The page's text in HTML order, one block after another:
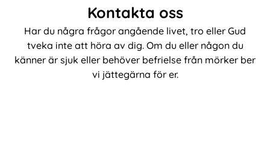
Kontakta oss
Har du några frågor angående livet, tro eller Gud
tveka inte att höra av dig. Om du eller någon du
känner är sjuk eller behöver befrielse från mörker ber
vi jättegärna för er.